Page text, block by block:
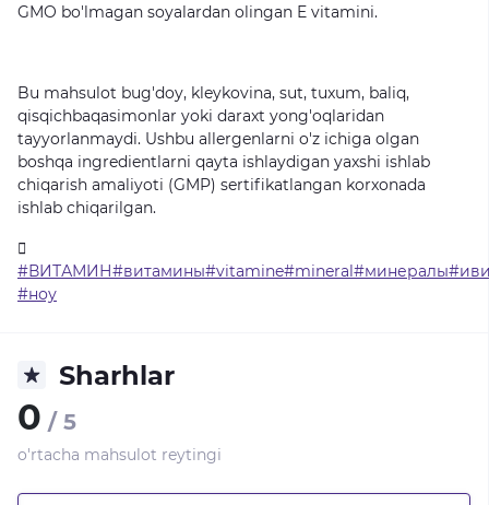
GMO bo'lmagan soyalardan olingan E vitamini.
Bu mahsulot bug'doy, kleykovina, sut, tuxum, baliq,
qisqichbaqasimonlar yoki daraxt yong'oqlaridan
tayyorlanmaydi. Ushbu allergenlarni o'z ichiga olgan
boshqa ingredientlarni qayta ishlaydigan yaxshi ishlab
chiqarish amaliyoti (GMP) sertifikatlangan korxonada
ishlab chiqarilgan.
#ноу
Sharhlar
0 / 5
o'rtacha mahsulot reytingi